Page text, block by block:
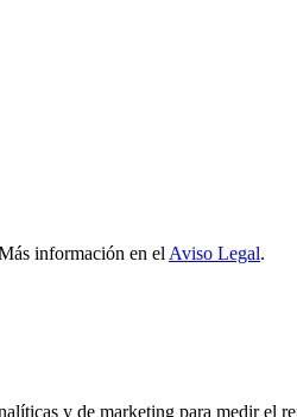
información en el Aviso Legal.
y de marketing para medir el